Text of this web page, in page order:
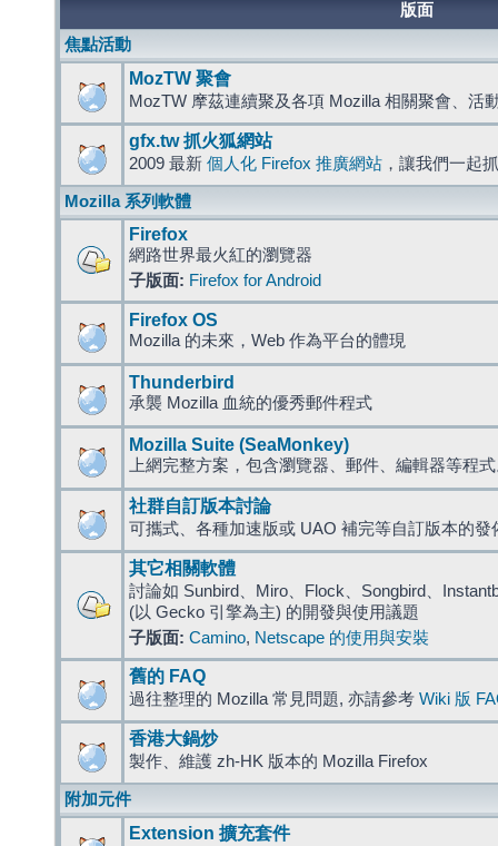
版面
焦點活動
MozTW 聚會
MozTW 摩茲連續聚及各項 Mozilla 相關聚會、活
gfx.tw 抓火狐網站
2009 最新 個人化 Firefox 推廣網站 ，讓我們一起
Mozilla 系列軟體
Firefox
網路世界最火紅的瀏覽器
子版面: Firefox for Android
Firefox OS
Mozilla 的未來，Web 作為平台的體現
Thunderbird
承襲 Mozilla 血統的優秀郵件程式
Mozilla Suite (SeaMonkey)
上網完整方案，包含瀏覽器、郵件、編輯器等程
社群自訂版本討論
可攜式、各種加速版或 UAO 補完等自訂版本的發
其它相關軟體
討論如 Sunbird、Miro、Flock、Songbird、
(以 Gecko 引擎為主) 的開發與使用議題
子版面: Camino, Netscape 的使用與安裝
舊的 FAQ
過往整理的 Mozilla 常見問題, 亦請參考 Wiki 版
香港大鍋炒
製作、維護 zh-HK 版本的 Mozilla Firefox
附加元件
Extension 擴充套件